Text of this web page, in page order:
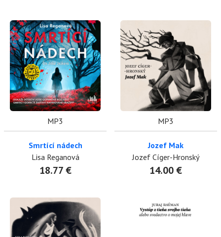
MP3
Smrtící nádech
Lisa Reganová
18.77 €
MP3
Jozef Mak
Jozef Cíger-Hronský
14.00 €